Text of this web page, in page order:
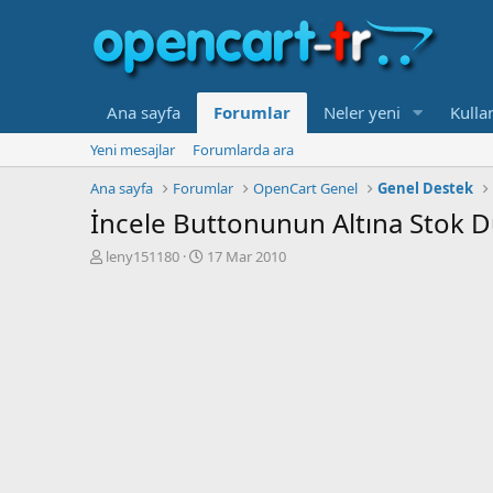
Ana sayfa Forumlar Neler yeni
Yeni mesajlar
Forumlarda ara
Ana sayfa
Forumlar OpenCart Genel Genel Destek
İncele Buttonunun Altına Stok
K
leny151180
B17 Mar 2010